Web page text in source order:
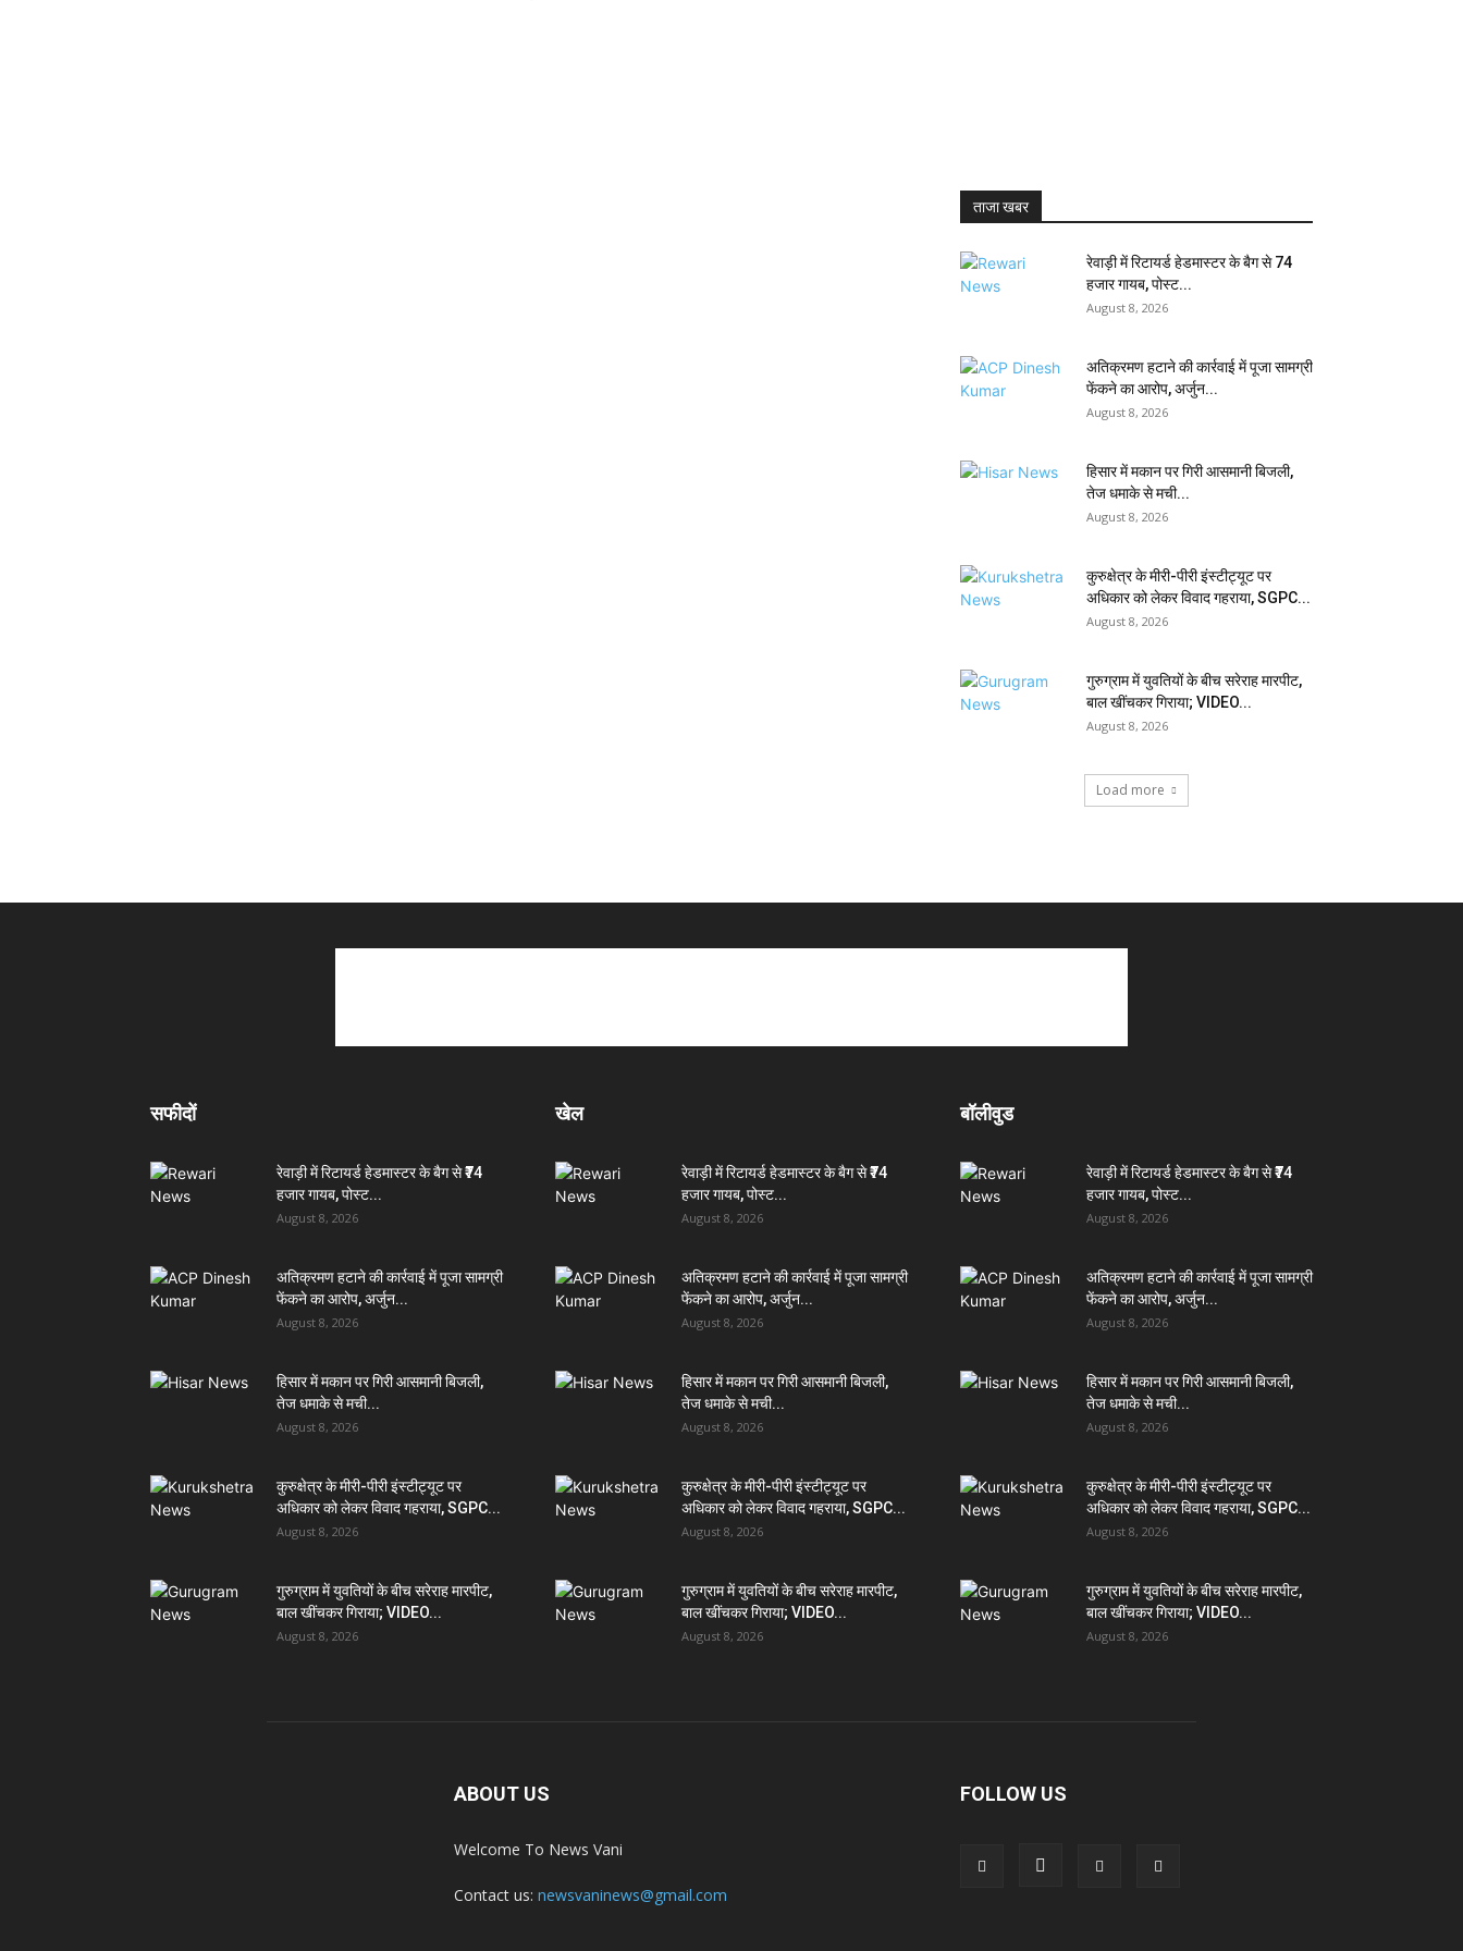
ताजा खबर
रेवाड़ी में रिटायर्ड हेडमास्टर के बैग से ₹74
हजार गायब, पोस्ट...
August 8, 2026
अतिक्रमण हटाने की कार्रवाई में पूजा सामग्री
फेंकने का आरोप, अर्जुन...
August 8, 2026
हिसार में मकान पर गिरी आसमानी बिजली,
तेज धमाके से मची...
August 8, 2026
कुरुक्षेत्र के मीरी-पीरी इंस्टीट्यूट पर
अधिकार को लेकर विवाद गहराया, SGPC...
August 8, 2026
गुरुग्राम में युवतियों के बीच सरेराह मारपीट,
बाल खींचकर गिराया; VIDEO...
August 8, 2026
Load more
सफीदों
रेवाड़ी में रिटायर्ड हेडमास्टर के बैग से ₹74
हजार गायब, पोस्ट...
August 8, 2026
अतिक्रमण हटाने की कार्रवाई में पूजा सामग्री
फेंकने का आरोप, अर्जुन...
August 8, 2026
हिसार में मकान पर गिरी आसमानी बिजली,
तेज धमाके से मची...
August 8, 2026
कुरुक्षेत्र के मीरी-पीरी इंस्टीट्यूट पर
अधिकार को लेकर विवाद गहराया, SGPC...
August 8, 2026
गुरुग्राम में युवतियों के बीच सरेराह मारपीट,
बाल खींचकर गिराया; VIDEO...
August 8, 2026
खेल
रेवाड़ी में रिटायर्ड हेडमास्टर के बैग से ₹74
हजार गायब, पोस्ट...
August 8, 2026
अतिक्रमण हटाने की कार्रवाई में पूजा सामग्री
फेंकने का आरोप, अर्जुन...
August 8, 2026
हिसार में मकान पर गिरी आसमानी बिजली,
तेज धमाके से मची...
August 8, 2026
कुरुक्षेत्र के मीरी-पीरी इंस्टीट्यूट पर
अधिकार को लेकर विवाद गहराया, SGPC...
August 8, 2026
गुरुग्राम में युवतियों के बीच सरेराह मारपीट,
बाल खींचकर गिराया; VIDEO...
August 8, 2026
बॉलीवुड
रेवाड़ी में रिटायर्ड हेडमास्टर के बैग से ₹74
हजार गायब, पोस्ट...
August 8, 2026
अतिक्रमण हटाने की कार्रवाई में पूजा सामग्री
फेंकने का आरोप, अर्जुन...
August 8, 2026
हिसार में मकान पर गिरी आसमानी बिजली,
तेज धमाके से मची...
August 8, 2026
कुरुक्षेत्र के मीरी-पीरी इंस्टीट्यूट पर
अधिकार को लेकर विवाद गहराया, SGPC...
August 8, 2026
गुरुग्राम में युवतियों के बीच सरेराह मारपीट,
बाल खींचकर गिराया; VIDEO...
August 8, 2026
ABOUT US
Welcome To News Vani
Contact us: newsvaninews@gmail.com
FOLLOW US